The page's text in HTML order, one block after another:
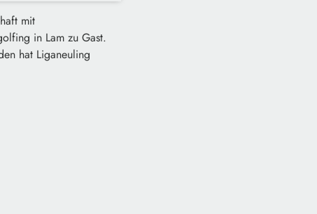
mit
in Lam zu Gast.
hat Liganeuling